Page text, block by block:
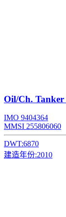
Oil/Ch. Tanker
IMO 9404364
MMSI 255806060
DWT:6870
建造年份:2010